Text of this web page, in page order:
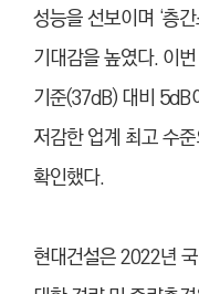
성능을 선보이며 ‘층
기대감을 높였다. 이
기준(37dB) 대비
저감한 업계 최고 수
확인했다.
현대건설은 2022년